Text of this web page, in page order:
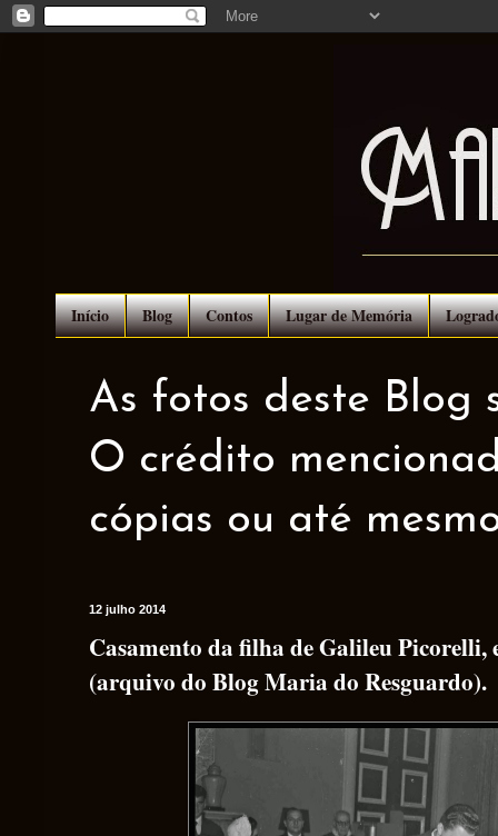
Início Blog Contos Lugar de Memória
As fotos deste Blog
O crédito
cópias ou até
12 julho 2014
Casamento da filha de Galileu Picorelli,
(arquivo do Blog Maria do Resguardo).